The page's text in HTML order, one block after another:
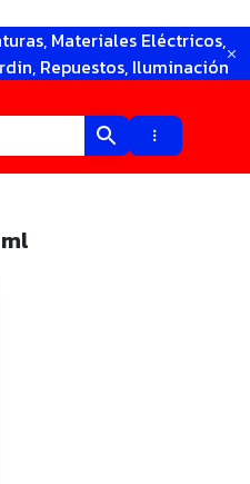
Materiales Eléctricos,
Repuestos, Iluminación